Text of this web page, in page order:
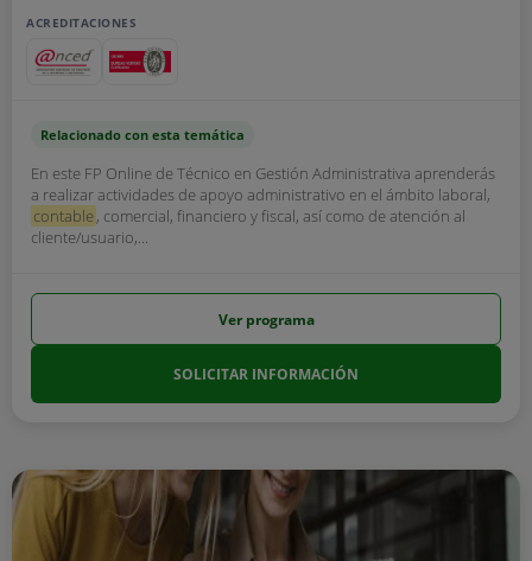
ACREDITACIONES
Relacionado con esta temática
En este FP Online de Técnico en Gestión Administrativa aprenderás
a realizar actividades de apoyo administrativo en el ámbito laboral,
contable, comercial, financiero y fiscal, así como de atención al
cliente/usuario,...
Ver programa
SOLICITAR INFORMACIÓN